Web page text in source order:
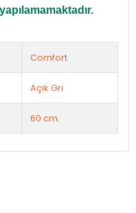
yapılamamaktadır.
Comfort
Açık Gri
60 cm.